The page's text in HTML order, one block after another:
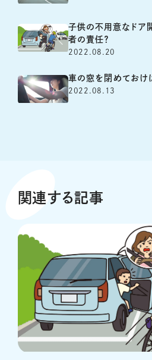
子供の不用意なドア
者の責任？
2022.08.20
車の窓を閉めておけ
2022.08.13
関連する記事